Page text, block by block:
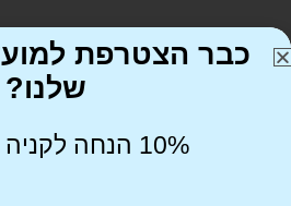
כבר הצטרפת
שלנו?
10% הנחה לקניה הראשונה